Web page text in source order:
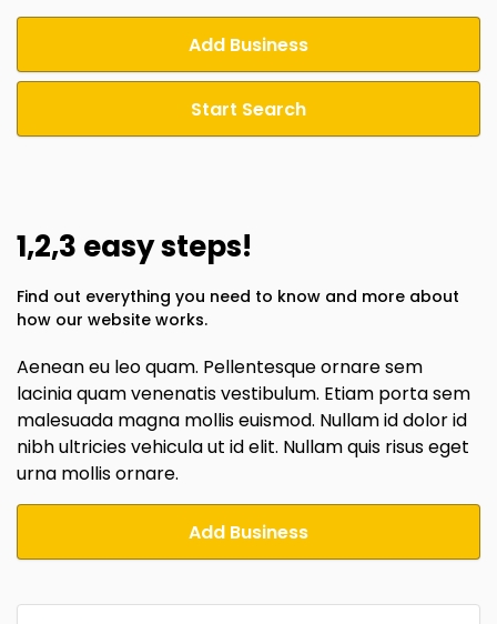
Add Business
Start Search
1,2,3 easy steps!
Find out everything you need to know and more about
how our website works.
Aenean eu leo quam. Pellentesque ornare sem
lacinia quam venenatis vestibulum. Etiam porta sem
malesuada magna mollis euismod. Nullam id dolor id
nibh ultricies vehicula ut id elit. Nullam quis risus eget
urna mollis ornare.
Add Business